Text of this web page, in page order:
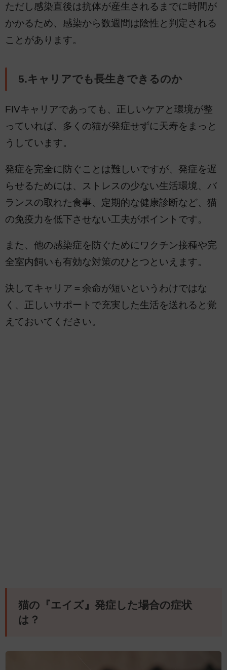
ただし感染直後は抗体が産生されるまでに時間が
かかるため、感染から数週間は陰性と判定される
ことがあります。
5.キャリアでも長生きできるのか
FIVキャリアであっても、正しいケアと環境が整
っていれば、多くの猫が発症せずに天寿をまっと
うしています。
発症を完全に防ぐことは難しいですが、発症を遅
らせるためには、ストレスの少ない生活環境、バ
ランスの取れた食事、定期的な健康診断など、猫
の免疫力を低下させない工夫がポイントです。
また、他の感染症を防ぐためにワクチン接種や完
全室内飼いも有効な対策のひとつといえます。
決してキャリア＝余命が短いというわけではな
く、正しいサポートで充実した生活を送れると覚
えておいてください。
猫の『エイズ』発症した場合の症状
は？